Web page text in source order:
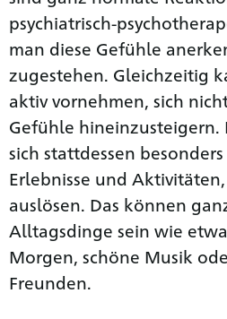
psychiatrisch-
man diese Gefühle
zugestehen. Gleichzeitig
aktiv vornehmen, sich
Gefühle hineinzusteigern.
sich stattdessen
Erlebnisse und
auslösen. Das können
Alltagsdinge sein wie
Morgen, schöne Musik
Freunden.